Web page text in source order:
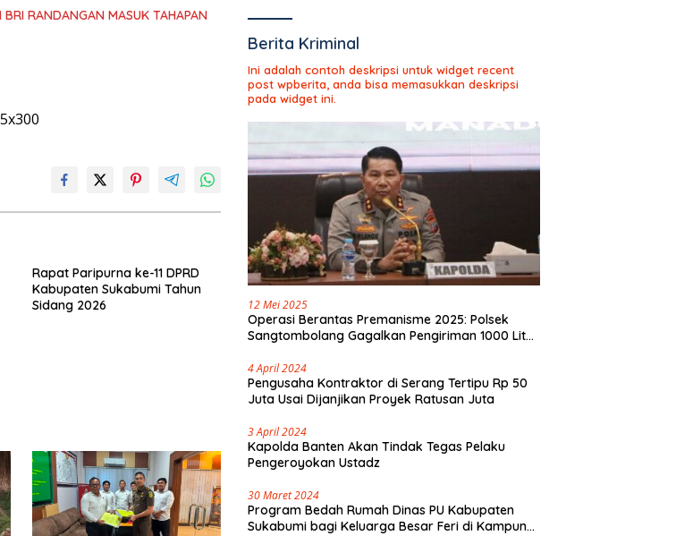
RANDANGAN MASUK TAHAPAN
Rapat Paripurna ke-11 DPRD
Kabupaten Sukabumi Tahun
Sidang 2026
Berita Kriminal
Ini adalah contoh deskripsi untuk widget recent
post wpberita, anda bisa memasukkan deskripsi
pada widget ini.
12 Mei 2025
Operasi Berantas Premanisme 2025: Polsek
Sangtombolang Gagalkan Pengiriman 1000 Liter
4 April 2024
Pengusaha Kontraktor di Serang Tertipu Rp 50
Juta Usai Dijanjikan Proyek Ratusan Juta
3 April 2024
Kapolda Banten Akan Tindak Tegas Pelaku
Pengeroyokan Ustadz
30 Maret 2024
Program Bedah Rumah Dinas PU Kabupaten
Sukabumi bagi Keluarga Besar Feri di Kampung